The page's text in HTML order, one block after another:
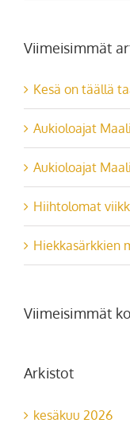
Aukioloajat
Aukioloajat
Hiihtolomat
Hiekkasärkkien